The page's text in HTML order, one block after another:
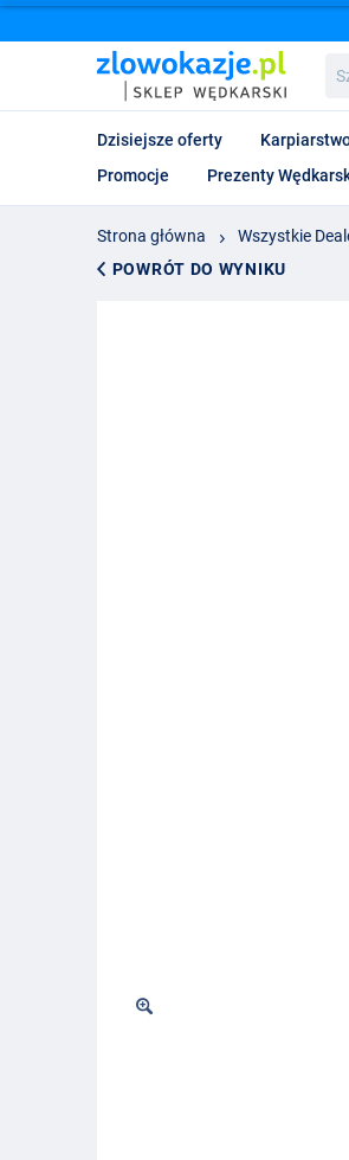
Dzisiejsze oferty
Promocje
Prezenty
Strona główna Wszystkie
POWRÓT DO WYNIKU